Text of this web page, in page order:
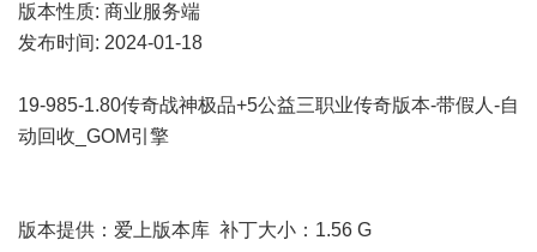
版本性质: 商业服务端
发布时间: 2024-01-18
19-985-1.80传奇战神极品+5公益三职业传奇版本-带假人-自
动回收_GOM引擎
版本提供：爱上版本库 补丁大小：1.56 G